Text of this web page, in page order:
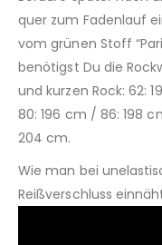
quer zum Fadenlauf
vom grünen Stoff
benötigst Du die
und kurzen Rock: 62:
80: 196 cm / 86: 198
204 cm.
Wie man bei
Reißverschluss